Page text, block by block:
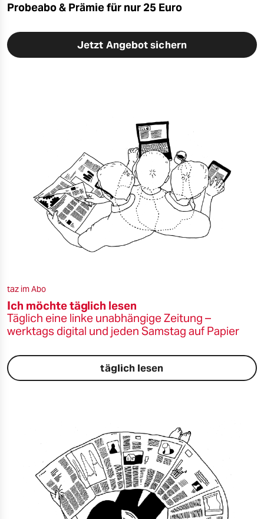
Probeabo & Prämie für nur 25 Euro
Jetzt Angebot sichern
taz im Abo
Ich möchte täglich lesen
Täglich eine linke unabhängige Zeitung –
werktags digital und jeden Samstag auf Papier
täglich lesen